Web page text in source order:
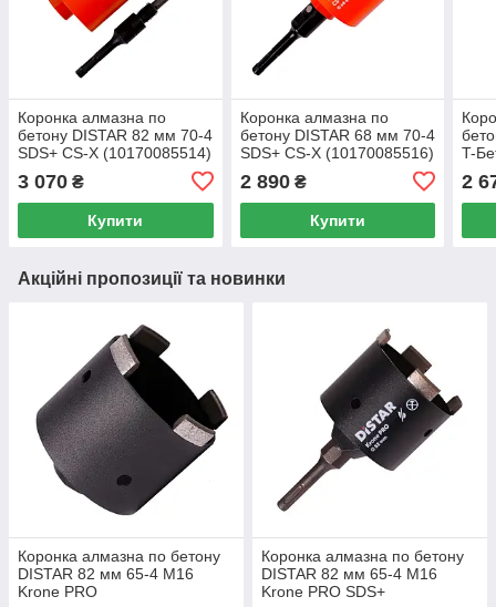
Коронка алмазна по
бетону DISTAR 82 мм 70-4
SDS+ CS-X (10170085514)
3 070 ₴
Купити
Коронка алмазна по
бетону DISTAR 68 мм 70-4
SDS+ CS-X (10170085516)
2 890₴
Купити
T-
2
Акційні пропозиції та новинки
Коронка алмазна по бетону
DISTAR 82 мм 65-4 M16
Krone PRO
Коронка алмазна по бетону
DISTAR 82 мм 65-4 M16
Krone PRO SDS+